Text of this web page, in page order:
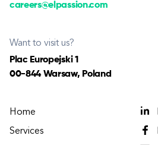
careers@elpassion.com
Want to visit us?
Plac Europejski 1
00-844 Warsaw, Poland
Home
Services